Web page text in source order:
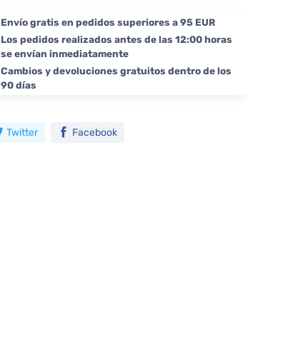
Envío gratis en pedidos superiores a 95 EUR
Los pedidos realizados antes de las 12:00 horas
se envían inmediatamente
Cambios y devoluciones gratuitos dentro de los
90 días
Twitter Facebook